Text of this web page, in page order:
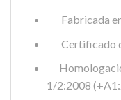
Fabricada en
Certificado
1/2:2008